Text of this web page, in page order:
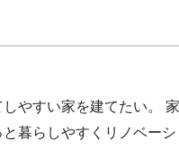
やすい家を建てたい。
暮らしやすくリノベー